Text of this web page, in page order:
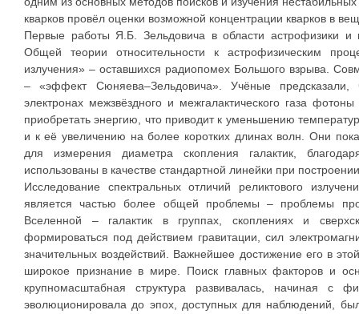
кварков провёл оценки возможной концентрации кварков в
Первые работы Я.Б. Зельдовича в области астрофизики
Общей теории относительности к астрофизическим
излучения» – оставшихся радиопомех Большого взрыва.
– «эффект Сюняева–Зельдовича». Учёные предсказали,
электронах межзвёздного и межгалактического газа
приобретать энергию, что приводит к уменьшению
и к её увеличению на более коротких длинах волн. Они
для измерения диаметра скопления галактик,
использованы в качестве стандартной линейки при
Исследование спектральных отличий реликтового
является частью более общей проблемы – проблемы
Вселенной – галактик в группах, скоплениях и
формироваться под действием гравитации, сил
значительных воздействий. Важнейшее достижение его в
широкое признание в мире. Поиск главных факторов и
крупномасштабная структура развивалась, начиная с
эволюционировала до эпох, доступных для наблюдений,